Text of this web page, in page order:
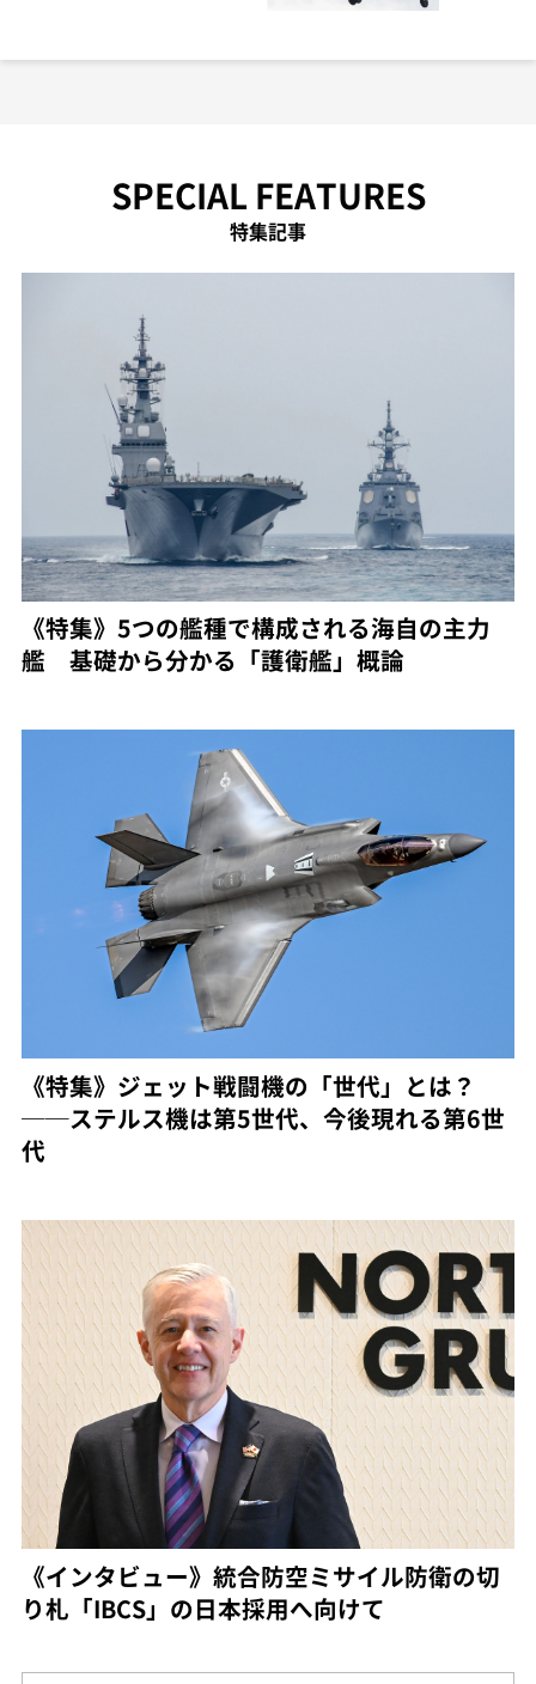
SPECIAL FEATURES
特集記事
《特集》5つの艦種で構成される海自の主力
艦 基礎から分かる「護衛艦」概論
《特集》ジェット戦闘機の「世代」とは？
──ステルス機は第5世代、今後現れる第6世
代
《インタビュー》統合防空ミサイル防衛の切
り札「IBCS」の日本採用へ向けて